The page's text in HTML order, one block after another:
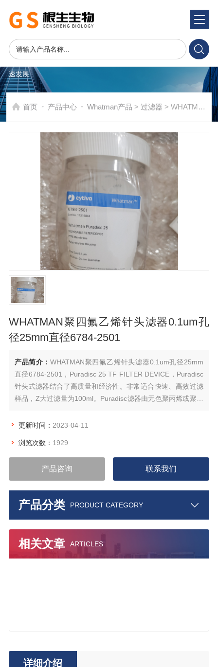
产品系统 PRODUCTS SYSTEM
速发展
首页 - 产品中心 - Whatman产品 >过滤器 > WHATMAN聚四氟乙烯针头滤器0.1um孔径25mm直径6784-2501
WHATMAN聚四氟乙烯针头滤器0.1um孔
径25mm直径6784-2501
产品简介： WHATMAN聚四氟乙烯针头滤器0.1um孔径25mm
直径6784-2501，Puradisc 25 TF FILTER DEVICE，Puradisc
针头式滤器结合了高质量和经济性。非常适合快速、高效过滤
样品，Z大过滤量为100ml。Puradisc滤器由无色聚丙烯或聚碳
更新时间： 2023-04-11
浏览次数： 1929
产品咨询 联系我们
产品分类 PRODUCT CATEGORY
相关文章 ARTICLES
详细介绍